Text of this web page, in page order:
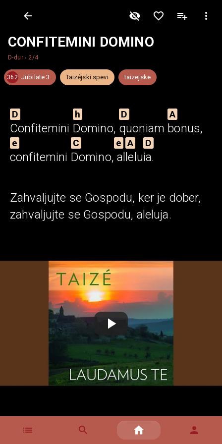
CONFITEMINI DOMINO
D-dur ‧ 2/4
362 Jubilate 3 Taizéjski spevi taizejske
D
Confitemini
h
Domino,
D
quoniam
A
bonus,
e
confitemini
C
Domino,
e
al
A
lelu
D
ia.
Zahvaljujte se Gospodu, ker je dober,
zahvaljujte se Gospodu, aleluja.